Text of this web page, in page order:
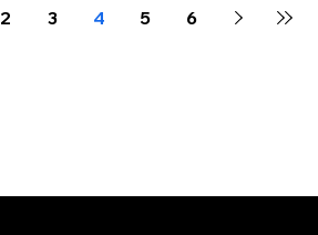
2 3 4 5 6